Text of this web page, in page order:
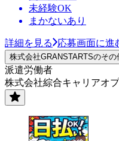
未経験OK
まかないあり
詳細を見る 応募画面に進
株式会社GRANSTARTSのその
派遣労働者
株式会社綜合キャリアオ